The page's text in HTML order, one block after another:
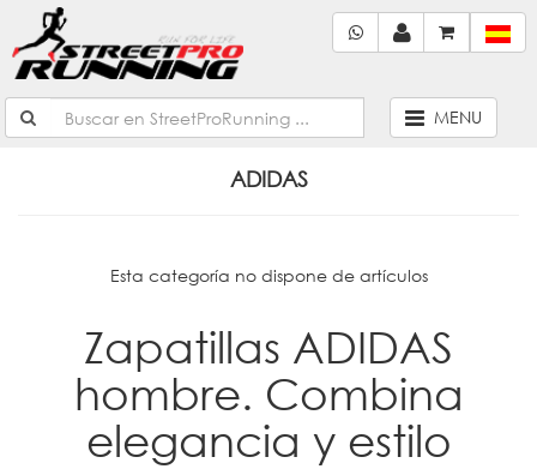
MENU
ADIDAS
Esta categoría no dispone de artículos
Zapatillas ADIDAS
hombre. Combina
elegancia y estilo